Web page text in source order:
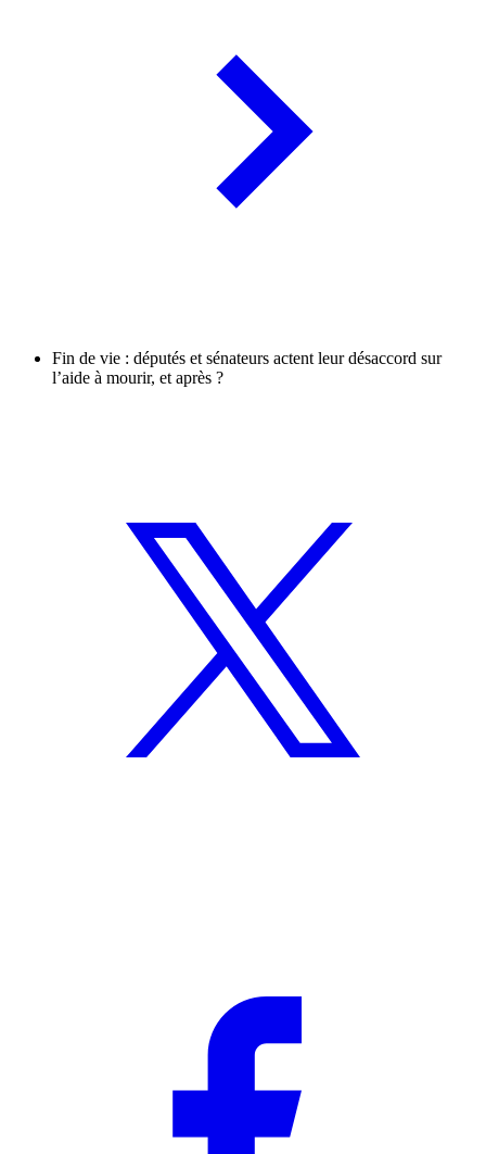
Fin de vie : députés et sénateurs actent leur désaccord sur
l’aide à mourir, et après ?